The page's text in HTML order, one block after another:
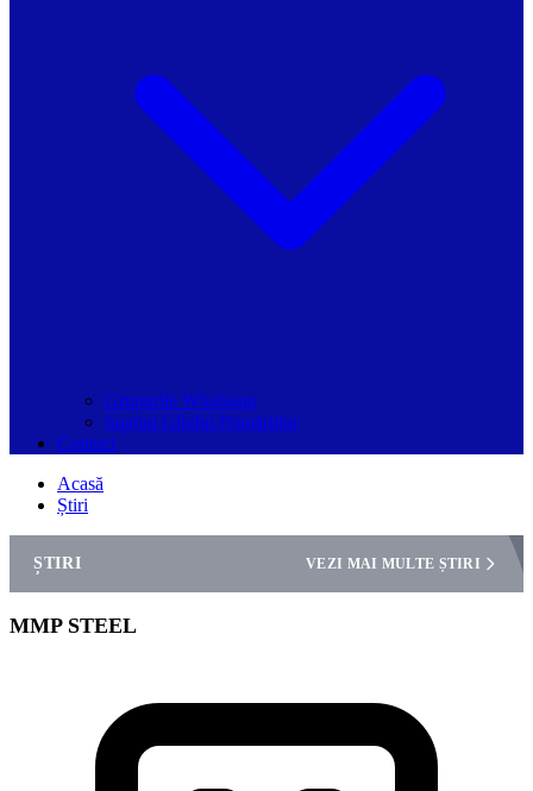
Grupurile Whatsapp
Spațiul Ghidul Primăriilor
Contact
Acasă
Știri
ȘTIRI VEZI MAI MULTE ȘTIRI
MMP STEEL